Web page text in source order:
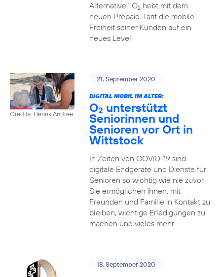
Alternative.1 O2hebt mit dem
neuen Prepaid-Tarif die mobile
Freiheit seiner Kunden auf ein
neues Level.
Credits: Henrik Andree
21. September 2020
DIGITAL MOBIL IM ALTER:
O2 unterstützt
Seniorinnen und
Senioren vor Ort in
Wittstock
In Zeiten von COVID-19 sind
digitale Endgeräte und Dienste für
Senioren so wichtig wie nie zuvor.
Sie ermöglichen ihnen, mit
Freunden und Familie in Kontakt zu
bleiben, wichtige Erledigungen zu
machen und vieles mehr.
18. September 2020